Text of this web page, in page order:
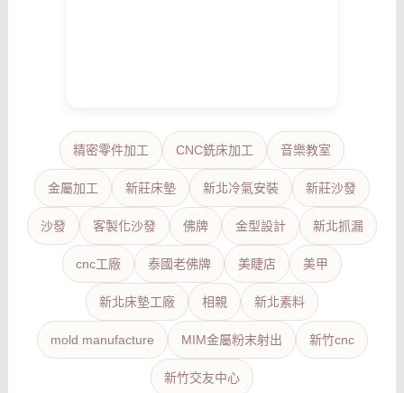
精密零件加工 CNC銑床加工 音樂教室
金屬加工 新莊床墊 新北冷氣安裝 新莊沙發
沙發 客製化沙發 佛牌 金型設計 新北抓漏
cnc工廠 泰國老佛牌 美睫店 美甲
新北床墊工廠 相親 新北素料
mold manufacture MIM金屬粉末射出 新竹cnc
新竹交友中心